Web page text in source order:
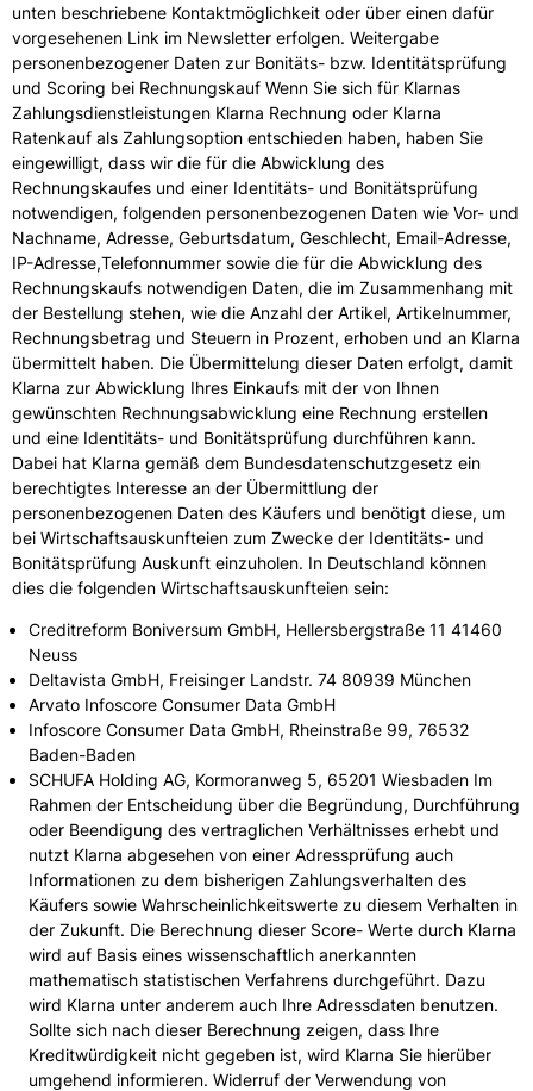
unten beschriebene Kontaktmöglichkeit oder über einen dafür
vorgesehenen Link im Newsletter erfolgen. Weitergabe
personenbezogener Daten zur Bonitäts- bzw. Identitätsprüfung
und Scoring bei Rechnungskauf Wenn Sie sich für Klarnas
Zahlungsdienstleistungen Klarna Rechnung oder Klarna
Ratenkauf als Zahlungsoption entschieden haben, haben Sie
eingewilligt, dass wir die für die Abwicklung des
Rechnungskaufes und einer Identitäts- und Bonitätsprüfung
notwendigen, folgenden personenbezogenen Daten wie Vor- und
Nachname, Adresse, Geburtsdatum, Geschlecht, Email-Adresse,
IP-Adresse,Telefonnummer sowie die für die Abwicklung des
Rechnungskaufs notwendigen Daten, die im Zusammenhang mit
der Bestellung stehen, wie die Anzahl der Artikel, Artikelnummer,
Rechnungsbetrag und Steuern in Prozent, erhoben und an Klarna
übermittelt haben. Die Übermittelung dieser Daten erfolgt, damit
Klarna zur Abwicklung Ihres Einkaufs mit der von Ihnen
gewünschten Rechnungsabwicklung eine Rechnung erstellen
und eine Identitäts- und Bonitätsprüfung durchführen kann.
Dabei hat Klarna gemäß dem Bundesdatenschutzgesetz ein
berechtigtes Interesse an der Übermittlung der
personenbezogenen Daten des Käufers und benötigt diese, um
bei Wirtschaftsauskunfteien zum Zwecke der Identitäts- und
Bonitätsprüfung Auskunft einzuholen. In Deutschland können
dies die folgenden Wirtschaftsauskunfteien sein:
Creditreform Boniversum GmbH, Hellersbergstraße 11 41460
Neuss
Deltavista GmbH, Freisinger Landstr. 74 80939 München
Arvato Infoscore Consumer Data GmbH
Infoscore Consumer Data GmbH, Rheinstraße 99, 76532
Baden-Baden
SCHUFA Holding AG, Kormoranweg 5, 65201 Wiesbaden Im
Rahmen der Entscheidung über die Begründung, Durchführung
oder Beendigung des vertraglichen Verhältnisses erhebt und
nutzt Klarna abgesehen von einer Adressprüfung auch
Informationen zu dem bisherigen Zahlungsverhalten des
Käufers sowie Wahrscheinlichkeitswerte zu diesem Verhalten in
der Zukunft. Die Berechnung dieser Score- Werte durch Klarna
wird auf Basis eines wissenschaftlich anerkannten
mathematisch statistischen Verfahrens durchgeführt. Dazu
wird Klarna unter anderem auch Ihre Adressdaten benutzen.
Sollte sich nach dieser Berechnung zeigen, dass Ihre
Kreditwürdigkeit nicht gegeben ist, wird Klarna Sie hierüber
umgehend informieren. Widerruf der Verwendung von